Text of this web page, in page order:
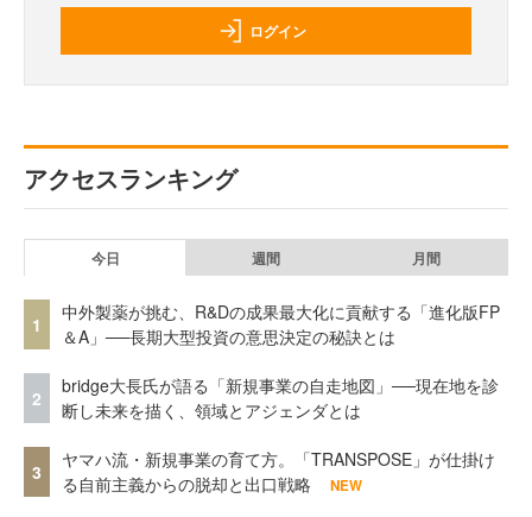
ログイン
アクセスランキング
今日 週間 月間
1
中外製薬が挑む、R&Dの成果最大化に貢献する「進化版FP
＆A」──長期大型投資の意思決定の秘訣とは
2
bridge大長氏が語る「新規事業の自走地図」──現在地を診
断し未来を描く、領域とアジェンダとは
3
ヤマハ流・新規事業の育て方。「TRANSPOSE」が仕掛け
る自前主義からの脱却と出口戦略
NEW